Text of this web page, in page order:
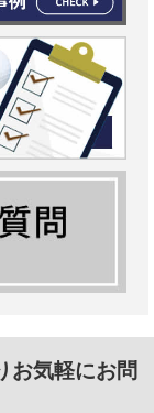
お気軽にお問